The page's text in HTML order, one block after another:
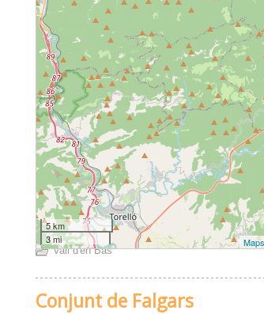
5 km
3 mi
Vall d'en Bas
Conjunt de Falgars